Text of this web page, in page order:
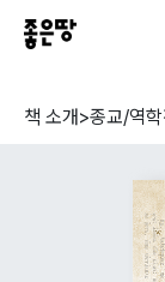
책 소개>종교/역학